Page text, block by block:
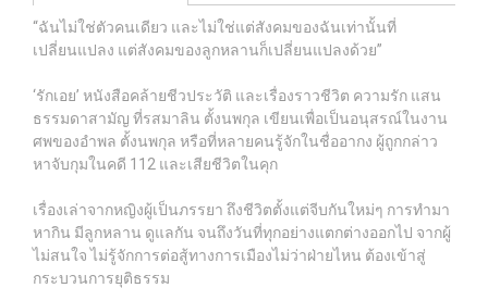
“ฉันไม่ใช่ตัวคนเดียว และไม่ใช่แต่สังคมของฉันเท่านั้นที่
เปลี่ยนแปลง แต่สังคมของลูกหลานก็เปลี่ยนแปลงด้วย”
‘รักเอย’ หนังสือคล้ายชีวประวัติ และเรื่องราวชีวิต ความรัก แสน
ธรรมดาสามัญ ที่รสมาลิน ตั้งนพกุล เขียนเพื่อเป็นอนุสรณ์ในงาน
ศพของอำพล ตั้งนพกุล หรือที่หลายคนรู้จักในชื่ออากง ผู้ถูกกล่าว
หาจับกุมในคดี 112 และเสียชีวิตในคุก
เรื่องเล่าจากหญิงผู้เป็นภรรยา ถึงชีวิตตั้งแต่จีบกันใหม่ๆ การทำมา
หากิน มีลูกหลาน ดูแลกัน จนถึงวันที่ทุกอย่างแตกต่างออกไป จากผู้
ไม่สนใจ ไม่รู้จักการต่อสู้ทางการเมืองไม่ว่าฝ่ายไหน ต้องเข้าสู่
กระบวนการยุติธรรม